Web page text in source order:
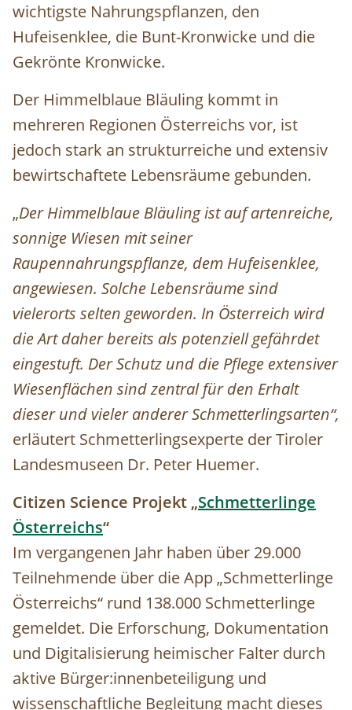
wichtigste Nahrungspflanzen, den
Hufeisenklee, die Bunt-Kronwicke und die
Gekrönte Kronwicke.
Der Himmelblaue Bläuling kommt in
mehreren Regionen Österreichs vor, ist
jedoch stark an strukturreiche und extensiv
bewirtschaftete Lebensräume gebunden.
„Der Himmelblaue Bläuling ist auf artenreiche,
sonnige Wiesen mit seiner
Raupennahrungspflanze, dem Hufeisenklee,
angewiesen. Solche Lebensräume sind
vielerorts selten geworden. In Österreich wird
die Art daher bereits als potenziell gefährdet
eingestuft. Der Schutz und die Pflege extensiver
Wiesenflächen sind zentral für den Erhalt
dieser und vieler anderer Schmetterlingsarten“,
erläutert Schmetterlingsexperte der Tiroler
Landesmuseen Dr. Peter Huemer.
Citizen Science Projekt „Schmetterlinge
Österreichs“
Im vergangenen Jahr haben über 29.000
Teilnehmende über die App „Schmetterlinge
Österreichs“ rund 138.000 Schmetterlinge
gemeldet. Die Erforschung, Dokumentation
und Digitalisierung heimischer Falter durch
aktive Bürger:innenbeteiligung und
wissenschaftliche Begleitung macht dieses